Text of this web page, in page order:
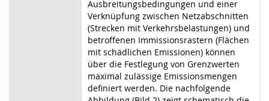
Ausbreitungsbedingungen und einer
Verknüpfung zwischen Netzabschnitten
(Strecken mit Verkehrsbelastungen) und
betroffenen Immissionsrastern (Flächen
mit schädlichen Emissionen) können
über die Festlegung von Grenzwerten
maximal zulässige Emissionsmengen
definiert werden. Die nachfolgende